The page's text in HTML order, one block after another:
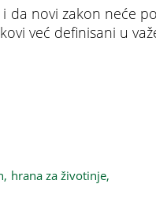
da novi zakon neće
već definisani u
hrana za životinje,